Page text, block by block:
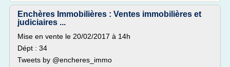
Enchères Immobilières : Ventes immobilières et
judiciaires ...
Mise en vente le 20/02/2017 à 14h
Dépt : 34
Tweets by @encheres_immo